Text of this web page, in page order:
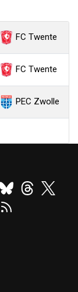
FC Twente
FC Twente
PEC Zwolle